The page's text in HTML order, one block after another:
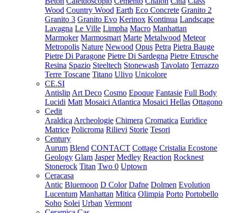
Wood Country Wood Earth Eco Concrete Granito 2
Granito 3 Granito Evo Kerinox Kontinua Landscape
Lavagna Le Ville Limpha Macro Manhattan
Marmoker Marmosmart Marte Metalwood Meteor
Metropolis Nature Newood Opus Petra Pietra Bauge
Pietre Di Paragone Pietre Di Sardegna Pietre Etrusche
Resina Spazio Steeltech Stonewash Tavolato Terrazzo
Terre Toscane Titano Ulivo Unicolore
CE.SI
Antislip Art Deco Cosmo Epoque Fantasie Full Body
Lucidi Matt Mosaici Atlantica Mosaici Hellas Ottagono
Cedit
Araldica Archeologie Chimera Cromatica Euridice
Matrice Policroma Rilievi Storie Tesori
Century
Aurum Blend CONTACT Cottage Cristalia Ecostone
Geology Glam Jasper Medley Reaction Rocknest
Stonerock Titan Two 0 Uptown
Ceracasa
Antic Bluemoon D Color Dafne Dolmen Evolution
Lucentum Manhattan Mitica Olimpia Porto Portobello
Soho Solei Urban Vermont